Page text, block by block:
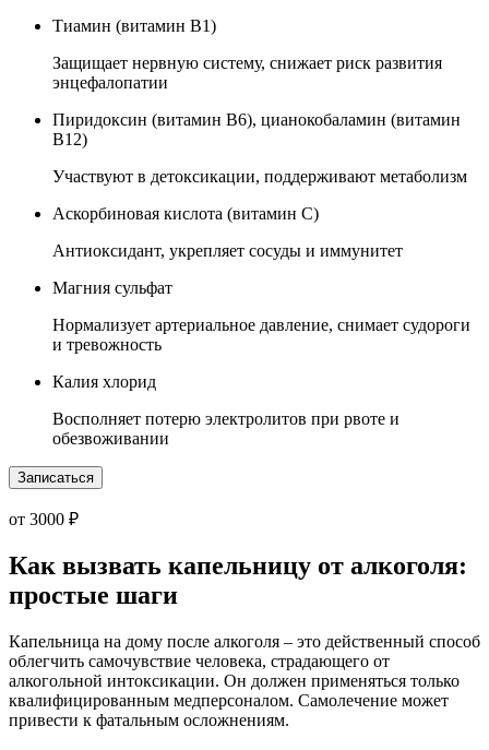
Тиамин (витамин B1)
Защищает нервную систему, снижает риск развития
энцефалопатии
Пиридоксин (витамин B6), цианокобаламин (витамин
B12)
Участвуют в детоксикации, поддерживают метаболизм
Аскорбиновая кислота (витамин C)
Антиоксидант, укрепляет сосуды и иммунитет
Магния сульфат
Нормализует артериальное давление, снимает судороги
и тревожность
Калия хлорид
Восполняет потерю электролитов при рвоте и
обезвоживании
Записаться
от 3000 ₽
Как вызвать капельницу от алкоголя:
простые шаги
Капельница на дому после алкоголя – это действенный способ
облегчить самочувствие человека, страдающего от
алкогольной интоксикации. Он должен применяться только
квалифицированным медперсоналом. Самолечение может
привести к фатальным осложнениям.